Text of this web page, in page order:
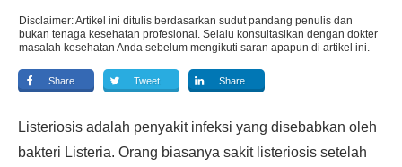
Disclaimer: Artikel ini ditulis berdasarkan sudut pandang penulis dan
bukan tenaga kesehatan profesional. Selalu konsultasikan dengan dokter
masalah kesehatan Anda sebelum mengikuti saran apapun di artikel ini.
Share Tweet Share
Listeriosis adalah penyakit infeksi yang disebabkan oleh
bakteri Listeria. Orang biasanya sakit listeriosis setelah